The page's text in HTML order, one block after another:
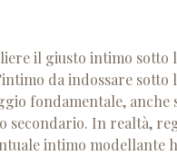
2026
il giusto intimo sotto
da indossare sotto
fondamentale, anche
secondario. In realtà,
intimo modellante